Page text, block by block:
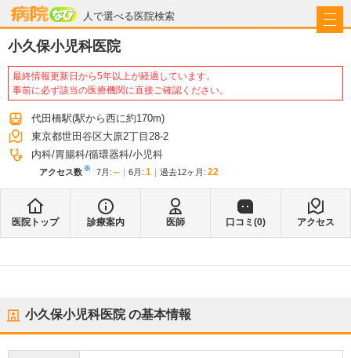
人で選べる医院検索
病院なび
小久保小児科医院
最終情報更新日から5年以上が経過しています。
事前に必ず該当の医療機関に直接ご確認ください。
代田橋駅(駅から西に約170m)
東京都世田谷区大原2丁目28-2
内科 胃腸科 循環器科 小児科
アクセス数※ 7月 : -- 6月 : 1 過去12ヶ月: 22
医院トップ 診療案内 医師 口コミ(0) アクセス
小久保小児科医院の基本情報